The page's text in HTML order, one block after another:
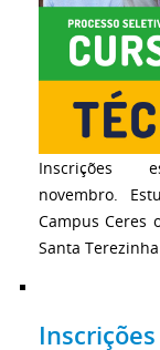
novembro.
Campus Ceres
Santa